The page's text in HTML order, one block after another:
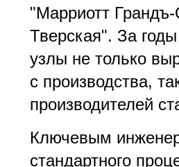
"Марриотт
Тверская". За
узлы не только
с производства,
производителей
Ключевым
стандартного